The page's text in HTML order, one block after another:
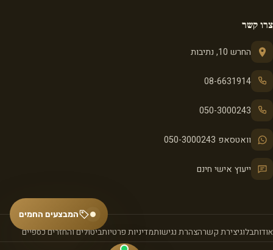
צרו קשר
החרש 10, נתיבות
08-6631914
050-3000243
וואטסאפ 050-3000243
ייעוץ אישי חינם
אודותבלוגיצירת קשרהצהרת נגישותמדיניות פרטיותביטולים והחזרים כספיים
המבצעים החמים